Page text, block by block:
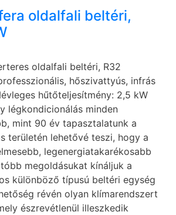
oldalfali beltéri,
oldalfali beltéri, R32
hőszivattyús, infrás
hűtőteljesítmény: 2,5 kW
légkondicionálás minden
mint 90 év tapasztalatunk a
területén lehetővé teszi, hogy a
legenergiatakarékosabb
megoldásukat kínáljuk a
különböző típusú beltéri egység
révén olyan klímarendszert
észrevétlenül illeszkedik